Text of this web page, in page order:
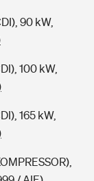
90 kW,
100 kW,
165 kW,